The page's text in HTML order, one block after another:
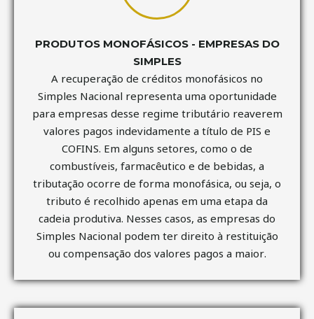
PRODUTOS MONOFÁSICOS - EMPRESAS DO
SIMPLES
A recuperação de créditos monofásicos no
Simples Nacional representa uma oportunidade
para empresas desse regime tributário reaverem
valores pagos indevidamente a título de PIS e
COFINS. Em alguns setores, como o de
combustíveis, farmacêutico e de bebidas, a
tributação ocorre de forma monofásica, ou seja, o
tributo é recolhido apenas em uma etapa da
cadeia produtiva. Nesses casos, as empresas do
Simples Nacional podem ter direito à restituição
ou compensação dos valores pagos a maior.